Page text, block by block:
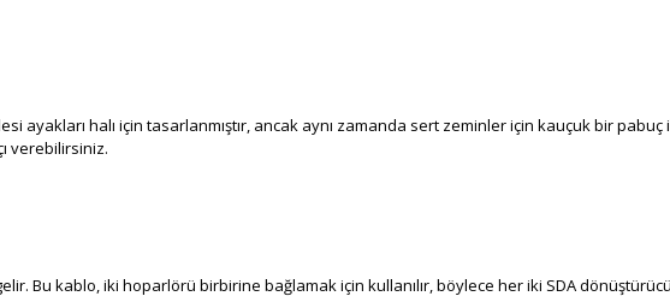
ayakları halı için tasarlanmıştır, ancak aynı zamanda sert zeminler için kauçuk bir
verebilirsiniz.
Bu kablo, iki hoparlörü birbirine bağlamak için kullanılır, böylece her iki SDA